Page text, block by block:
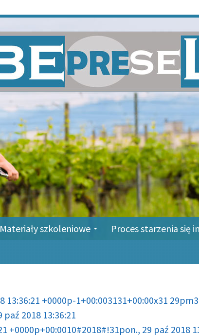
Materiały szkoleniowe
Proces starzenia się
13:36:21 +0000p-1+00:003131+00:00x31
2018 13:36:21
+0000p+00:0010#2018#!31pon., 29 paź 2018